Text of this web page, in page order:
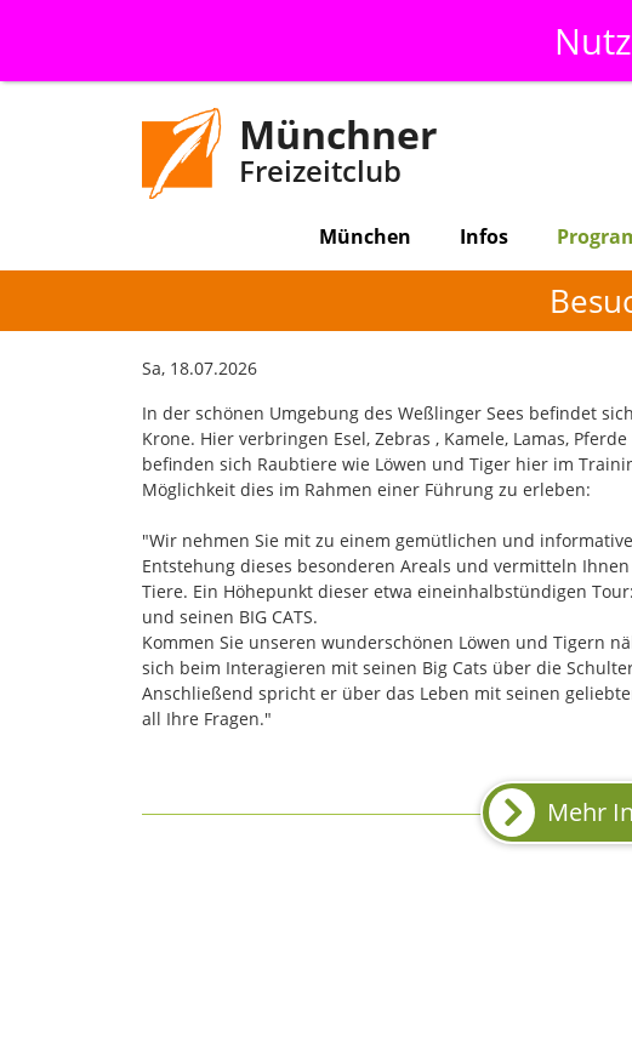
Münchner
Freizeitclub
München Infos
Sa, 18.07.2026
In der schönen Umgebung des Weßlinger Sees befindet
Krone. Hier verbringen Esel, Zebras , Kamele, Lamas,
befinden sich Raubtiere wie Löwen und Tiger hier im
Möglichkeit dies im Rahmen einer Führung zu erleben:
"Wir nehmen Sie mit zu einem gemütlichen und
Entstehung dieses besonderen Areals und vermitteln
Tiere. Ein Höhepunkt dieser etwa eineinhalbstündigen
und seinen BIG CATS.
Kommen Sie unseren wunderschönen Löwen und Tigern
sich beim Interagieren mit seinen Big Cats über die
Anschließend spricht er über das Leben mit seinen
all Ihre Fragen."
Mehr